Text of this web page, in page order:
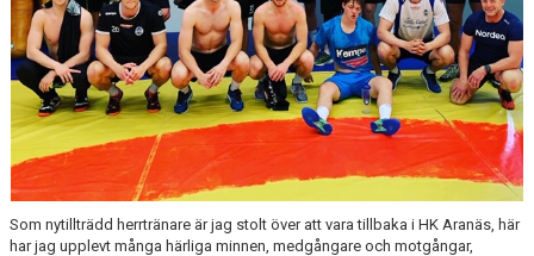
Som nytillträdd herrtränare är jag stolt över att vara tillbaka i HK Aranäs, här
har jag upplevt många härliga minnen, medgångare och motgångar,